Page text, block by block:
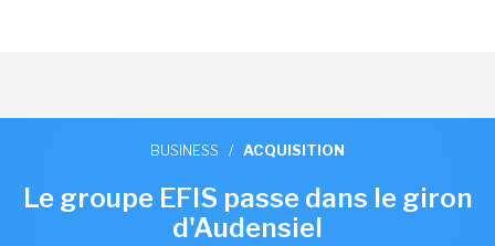
BUSINESS / ACQUISITION
Le groupe EFIS passe dans le giron
d'Audensiel